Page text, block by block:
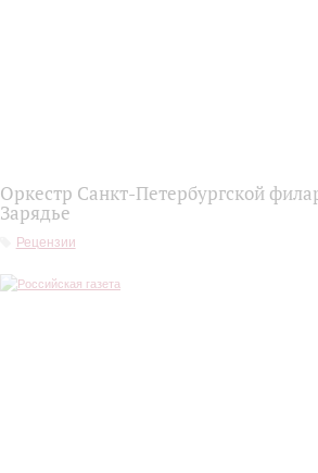
Оркестр Санкт‑Петербургской
Зарядье
Рецензии